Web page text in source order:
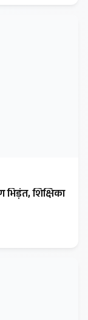
शिक्षिका